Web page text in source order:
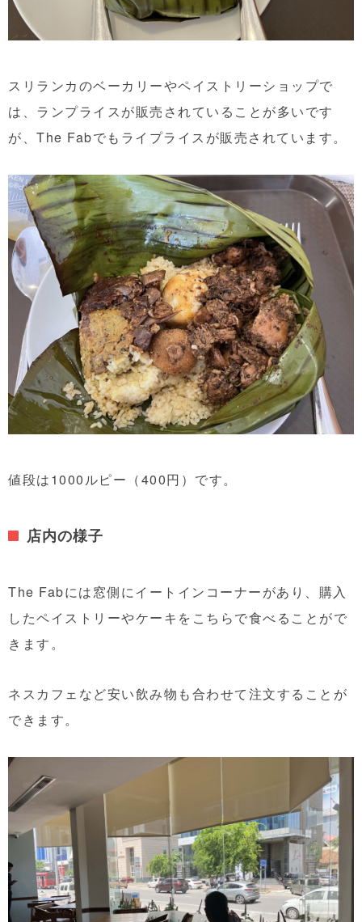
スリランカのベーカリーやペイストリーショップで
は、ランプライスが販売されていることが多いです
が、The Fabでもライプライスが販売されています。
値段は1000ルピー（400円）です。
店内の様子
The Fabには窓側にイートインコーナーがあり、購入
したペイストリーやケーキをこちらで食べることがで
きます。
ネスカフェなど安い飲み物も合わせて注文することが
できます。